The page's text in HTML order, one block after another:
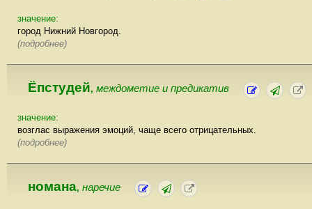
значение:
город Нижний Новгород.
(подробнее)
Ёпстудей, междометие и предикатив
значение:
возглас выражения эмоций, чаще всего отрицательных.
(подробнее)
номана, наречие